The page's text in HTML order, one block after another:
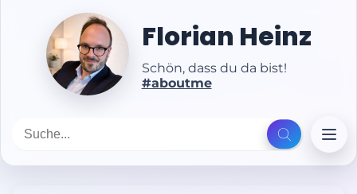
Florian Heinz
Schön, dass du da bist!
#aboutme